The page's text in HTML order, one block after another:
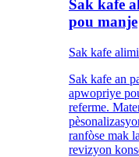
Sak kafe
pou manje
Sak kafe
Sak kafe an
apwopriye
referme.
ranfòse mak
revizyon